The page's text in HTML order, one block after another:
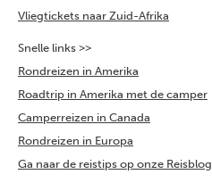
Vliegtickets naar Zuid-Afrika
Snelle links >>
Rondreizen in Amerika
Roadtrip in Amerika met de camper
Camperreizen in Canada
Rondreizen in Europa
Ga naar de reistips op onze Reisblog